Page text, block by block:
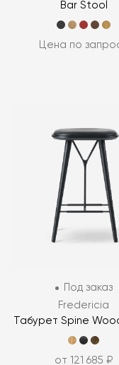
Bar Stool
Цена по
Под заказ
Fredericia
Табурет Spine
от 121 685 ₽